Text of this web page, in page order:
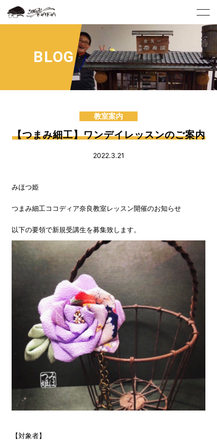
BLOG
教室案内
【つまみ細工】ワンデイレッスンのご案内
2022.3.21
みほつ姫
つまみ細工ココディア奈良教室レッスン開催のお知らせ
以下の要領で新規受講生を募集致します。
【対象者】